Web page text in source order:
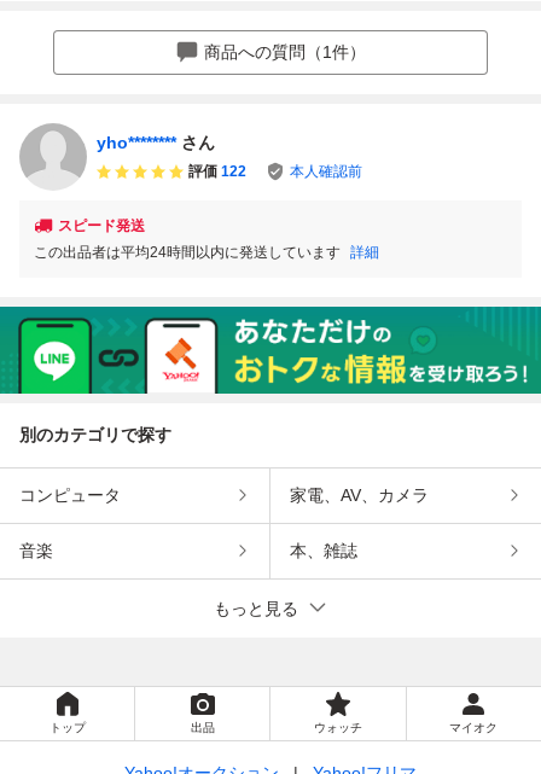
商品への質問（1件）
yho******** さん
評価 122 本人確認前
スピード発送
この出品者は平均24時間以内に発送しています 詳細
別のカテゴリで探す
コンピュータ 家電、AV、カメラ
音楽 本、雑誌
もっと見る
トップ 出品 ウォッチ マイオク